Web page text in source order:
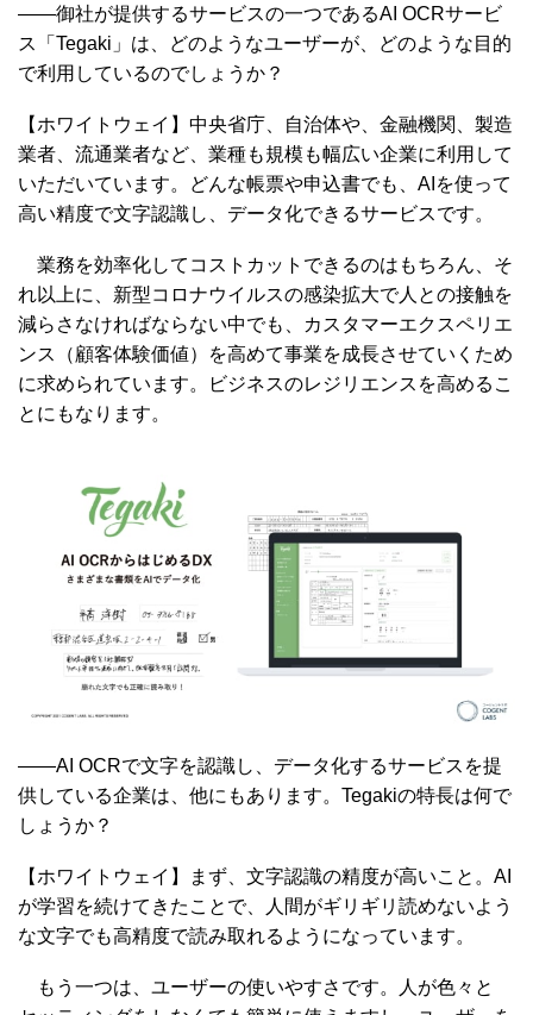
――御社が提供するサービスの一つであるAI OCRサービ
ス「Tegaki」は、どのようなユーザーが、どのような目的
で利用しているのでしょうか？
【ホワイトウェイ】中央省庁、自治体や、金融機関、製造
業者、流通業者など、業種も規模も幅広い企業に利用して
いただいています。どんな帳票や申込書でも、AIを使って
高い精度で文字認識し、データ化できるサービスです。
業務を効率化してコストカットできるのはもちろん、そ
れ以上に、新型コロナウイルスの感染拡大で人との接触を
減らさなければならない中でも、カスタマーエクスペリエ
ンス（顧客体験価値）を高めて事業を成長させていくため
に求められています。ビジネスのレジリエンスを高めるこ
とにもなります。
――AI OCRで文字を認識し、データ化するサービスを提
供している企業は、他にもあります。Tegakiの特長は何で
しょうか？
【ホワイトウェイ】まず、文字認識の精度が高いこと。AI
が学習を続けてきたことで、人間がギリギリ読めないよう
な文字でも高精度で読み取れるようになっています。
もう一つは、ユーザーの使いやすさです。人が色々と